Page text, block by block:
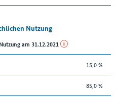
Nutzung
am 31.12.2021
15,0 %
85,0 %